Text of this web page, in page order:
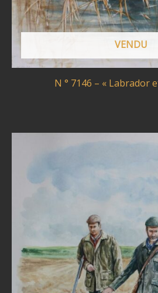
VENDU
N ° 7146 – « Labrador